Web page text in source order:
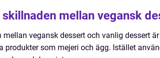
skillnaden mellan vegansk
mellan vegansk dessert och vanlig dessert
produkter som mejeri och ägg. Istället